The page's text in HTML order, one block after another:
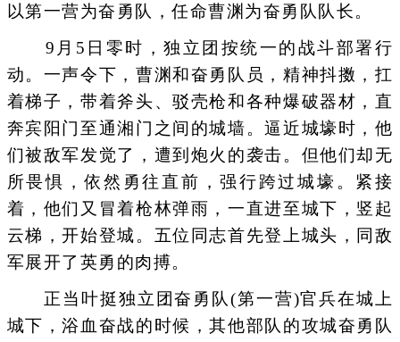
以第一营为奋勇队，任命曹渊为奋勇队队长。
9月5日零时，独立团按统一的战斗部署行
动。一声令下，曹渊和奋勇队员，精神抖擞，扛
着梯子，带着斧头、驳壳枪和各种爆破器材，直
奔宾阳门至通湘门之间的城墙。逼近城壕时，他
们被敌军发觉了，遭到炮火的袭击。但他们却无
所畏惧，依然勇往直前，强行跨过城壕。紧接
着，他们又冒着枪林弹雨，一直进至城下，竖起
云梯，开始登城。五位同志首先登上城头，同敌
军展开了英勇的肉搏。
正当叶挺独立团奋勇队(第一营)官兵在城上
城下，浴血奋战的时候，其他部队的攻城奋勇队